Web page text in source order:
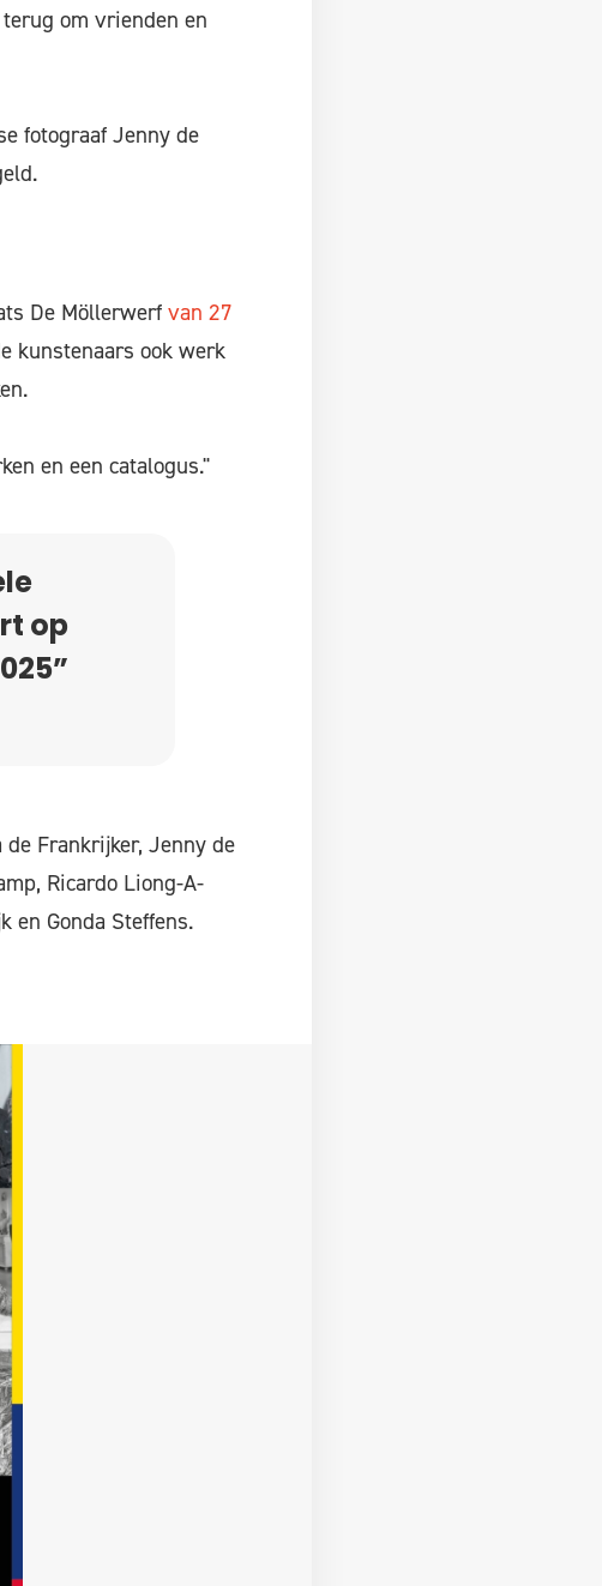
om vrienden en
fotograaf Jenny de
De Möllerwerf van 27
kunstenaars ook werk
en een catalogus."
op
Frankrijker, Jenny de
Ricardo Liong-A-
en Gonda Steffens.